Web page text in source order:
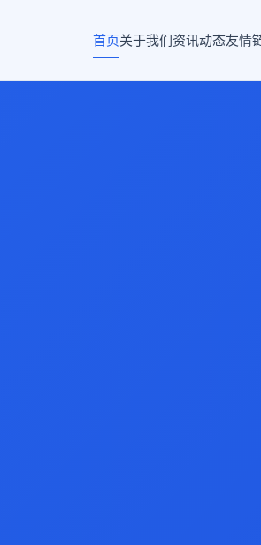
首页关于我们资讯动态友情